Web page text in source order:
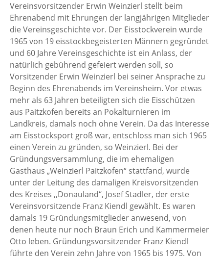
Vereinsvorsitzender Erwin Weinzierl stellt beim
Ehrenabend mit Ehrungen der langjährigen Mitglieder
die Vereinsgeschichte vor. Der Eisstockverein wurde
1965 von 19 eisstockbegeisterten Männern gegründet
und 60 Jahre Vereinsgeschichte ist ein Anlass, der
natürlich gebührend gefeiert werden soll, so
Vorsitzender Erwin Weinzierl bei seiner Ansprache zu
Beginn des Ehrenabends im Vereinsheim. Vor etwas
mehr als 63 Jahren beteiligten sich die Eisschützen
aus Paitzkofen bereits an Pokalturnieren im
Landkreis, damals noch ohne Verein. Da das Interesse
am Eisstocksport groß war, entschloss man sich 1965
einen Verein zu gründen, so Weinzierl. Bei der
Gründungsversammlung, die im ehemaligen
Gasthaus „Weinzierl Paitzkofen“ stattfand, wurde
unter der Leitung des damaligen Kreisvorsitzenden
des Kreises ,,Donauland“, Josef Stadler, der erste
Vereinsvorsitzende Franz Kiendl gewählt. Es waren
damals 19 Gründungsmitglieder anwesend, von
denen heute nur noch Braun Erich und Kammermeier
Otto leben. Gründungsvorsitzender Franz Kiendl
führte den Verein zehn Jahre von 1965 bis 1975. Von